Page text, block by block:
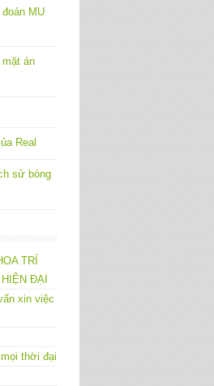
MU
án
Real
sử bóng
TRÍ
ĐẠI
xin việc
thời đại